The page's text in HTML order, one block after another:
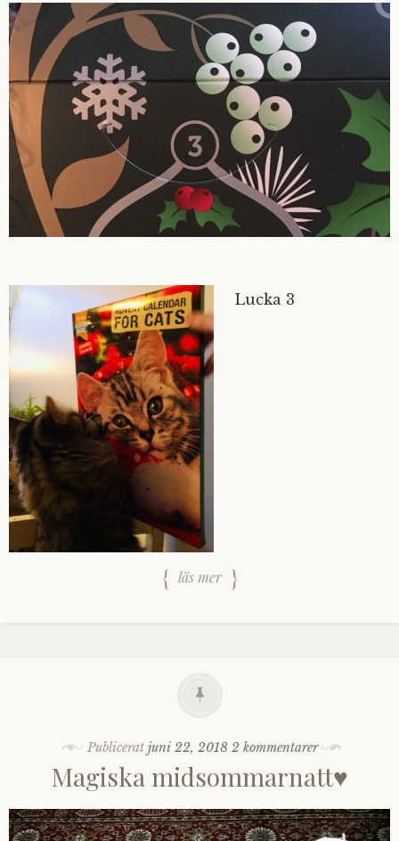
Lucka 3
läs mer
Publicerat juni 22, 2018 2 kommentarer
Magiska midsommarnatt♥